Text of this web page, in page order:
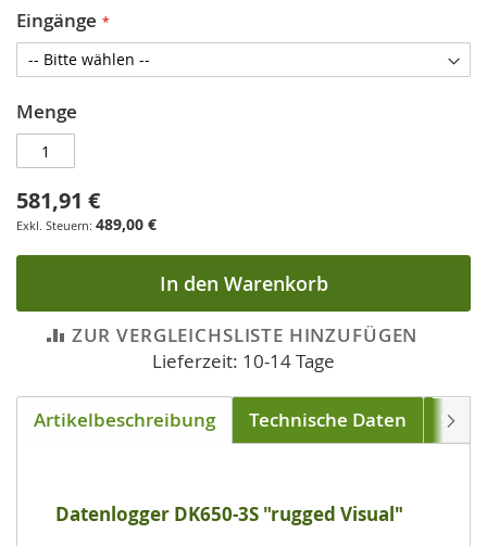
Eingänge
Menge
581,91 €
489,00 €
In den Warenkorb
ZUR VERGLEICHSLISTE HINZUFÜGEN
Lieferzeit: 10-14 Tage
Artikelbeschreibung Technische Daten
Datenlogger DK650-3S "rugged Visual"